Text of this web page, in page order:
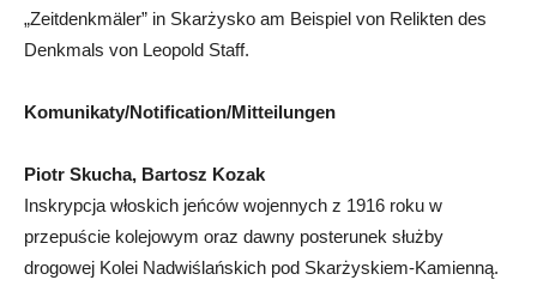
„Zeitdenkmäler” in Skarżysko am Beispiel von Relikten des
Denkmals von Leopold Staff.
Komunikaty/Notification/Mitteilungen
Piotr Skucha, Bartosz Kozak
Inskrypcja włoskich jeńców wojennych z 1916 roku w
przepuście kolejowym oraz dawny posterunek służby
drogowej Kolei Nadwiślańskich pod Skarżyskiem-Kamienną.